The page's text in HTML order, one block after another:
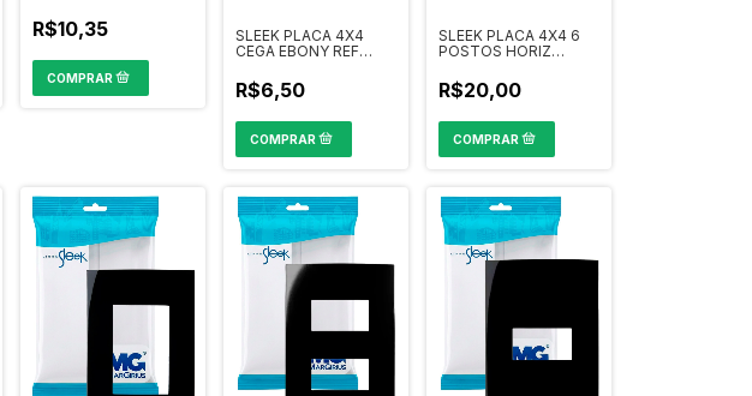
R$10,35
SLEEK PLACA 4X4
CEGA EBONY REF
R$6,50
SLEEK PLACA 4X4 6
POSTOS HORIZ
R$20,00